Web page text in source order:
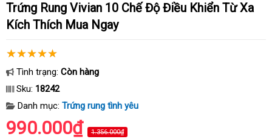
Trứng Rung Vivian 10 Chế Độ Điều Khiển Từ Xa
Kích Thích Mua Ngay
Tình trạng: Còn hàng
Sku: 18242
Danh mục: Trứng rung tình yêu
990.000₫ 1.356.000₫